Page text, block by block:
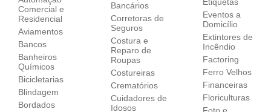
Comercial e
Residencial
Aviamentos
Bancos
Banheiros
Químicos
Bicicletarias
Blindagem
Bordados
Bancários
Corretoras de
Seguros
Costura e
Reparo de
Roupas
Costureiras
Crematórios
Cuidadores de
Idosos
Eventos a
Domicílio
Extintores de
Incêndio
Factoring
Ferro Velhos
Financeiras
Floriculturas